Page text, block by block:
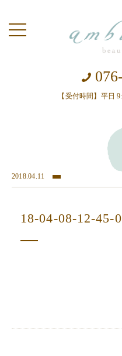
【受付時間】平日
toggle
navigation
2018.04.11
18-04-08-12-45-